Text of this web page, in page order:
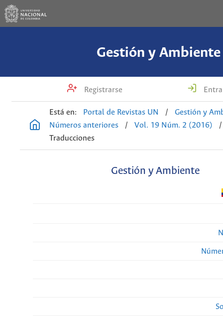
Gestión y Ambiente
Registrarse
Está en: Portal de Revistas UN /
Gestión y
Números anteriores
/ Vol. 19 Núm. 2 (2016)
/
Traducciones
Gestión y Ambiente